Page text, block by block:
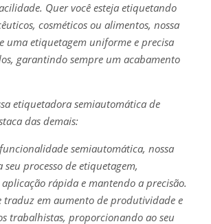
Quer você esteja etiquetando
cosméticos ou alimentos, nossa
uma etiquetagem uniforme e precisa
garantindo sempre um acabamento
etiquetadora semiautomática de
das demais:
semiautomática, nossa
processo de etiquetagem,
rápida e mantendo a precisão.
traduz em aumento de produtividade e
trabalhistas, proporcionando ao seu